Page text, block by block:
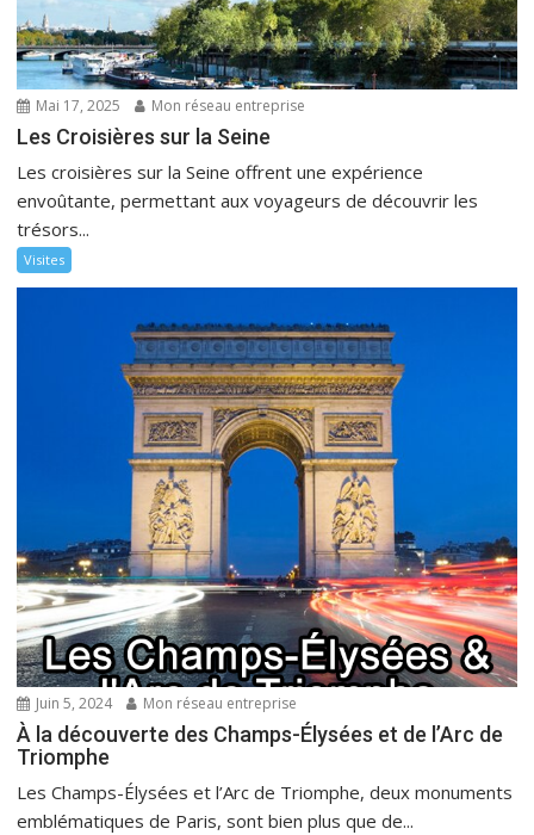
Mai 17, 2025 Mon réseau entreprise
Les Croisières sur la Seine
Les croisières sur la Seine offrent une expérience
envoûtante, permettant aux voyageurs de découvrir les
trésors...
Visites
Juin 5, 2024 Mon réseau entreprise
À la découverte des Champs-Élysées et de l’Arc de
Triomphe
Les Champs-Élysées et l’Arc de Triomphe, deux monuments
emblématiques de Paris, sont bien plus que de...